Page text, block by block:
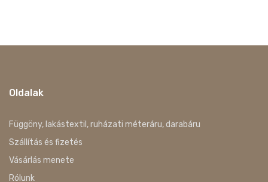
Oldalak
Függöny, lakástextil, ruházati méteráru, darabáru
Szállítás és fizetés
Vásárlás menete
Rólunk